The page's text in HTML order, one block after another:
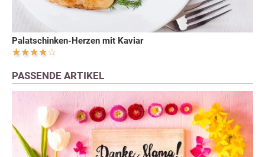
Palatschinken-Herzen mit Kaviar
PASSENDE ARTIKEL